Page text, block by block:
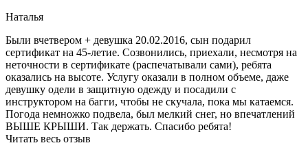
Наталья
Были вчетвером + девушка 20.02.2016, сын подарил
сертификат на 45-летие. Созвонились, приехали, несмотря на
неточности в сертификате (распечатывали сами), ребята
оказались на высоте. Услугу оказали в полном объеме, даже
девушку одели в защитную одежду и посадили с
инструктором на багги, чтобы не скучала, пока мы катаемся.
Погода немножко подвела, был мелкий снег, но впечатлений
ВЫШЕ КРЫШИ. Так держать. Спасибо ребята!
Читать весь отзыв